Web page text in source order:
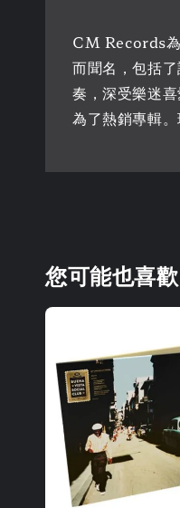
CM Records
而聞名，包括
奏，深受樂迷
為了熱銷專輯
您可能也喜歡